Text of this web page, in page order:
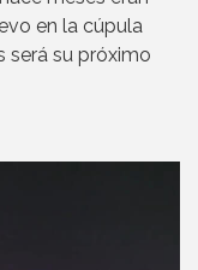
en la cúpula
será su próximo